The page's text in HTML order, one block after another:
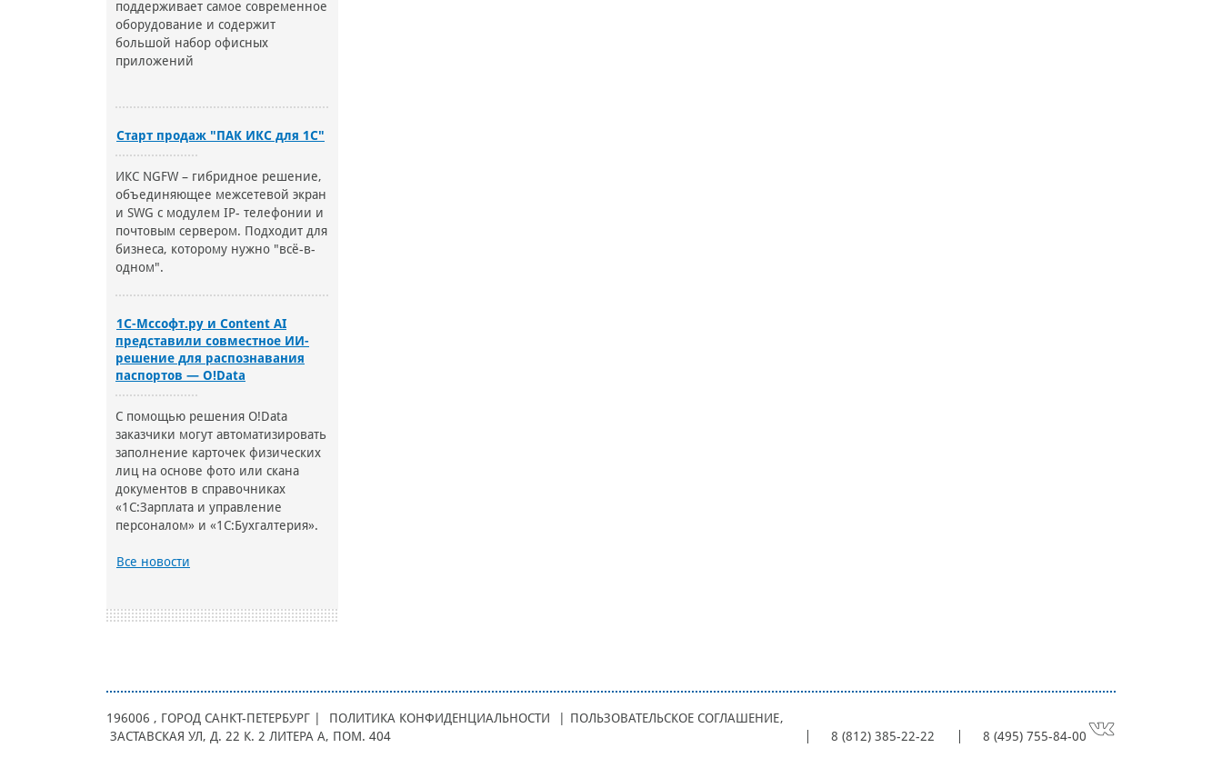
поддерживает самое современное
оборудование и содержит
большой набор офисных
приложений
Старт продаж "ПАК ИКС для 1С"
ИКС NGFW – гибридное решение,
объединяющее межсетевой экран
и SWG с модулем IP- телефонии и
почтовым сервером. Подходит для
бизнеса, которому нужно "всё-в-
одном".
1С-Мссофт.ру и Content AI
представили совместное ИИ-
решение для распознавания
паспортов — O!Data
С помощью решения O!Data
заказчики могут автоматизировать
заполнение карточек физических
лиц на основе фото или скана
документов в справочниках
«1С:Зарплата и управление
персоналом» и «1С:Бухгалтерия».
Все новости
196006 , ГОРОД САНКТ-ПЕТЕРБУРГ | ПОЛИТИКА КОНФИДЕНЦИАЛЬНОСТИ ПОЛЬЗОВАТЕЛЬСКОЕ СОГЛАШЕНИЕ,
ЗАСТАВСКАЯ УЛ, Д. 22 К. 2 ЛИТЕРА А, ПОМ. 404
8 (812) 385-22-22 8 (495) 755-84-00